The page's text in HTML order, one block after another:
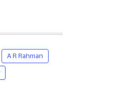
A R Rahman